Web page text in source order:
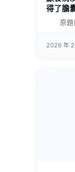
得了膽
原題目
2026 年